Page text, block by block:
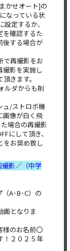
かせオート]の
なっている状
定するか、
を確認するた
後する場合が
で再撮影をお
撮影を実施し
きます。
ルダからも削
ュ/ストロボ機
画像が白く飛
場合の再撮影
にして頂き、
をお奨め致し
撮影／（中学
A･B･C）の
画となりま
様のお名前〇
！２０２５年